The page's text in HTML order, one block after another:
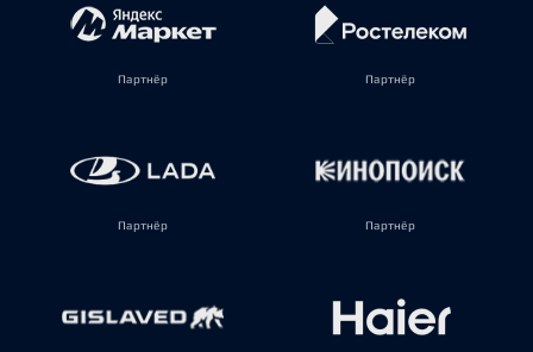
Партнёр Партнёр
Партнёр Партнёр